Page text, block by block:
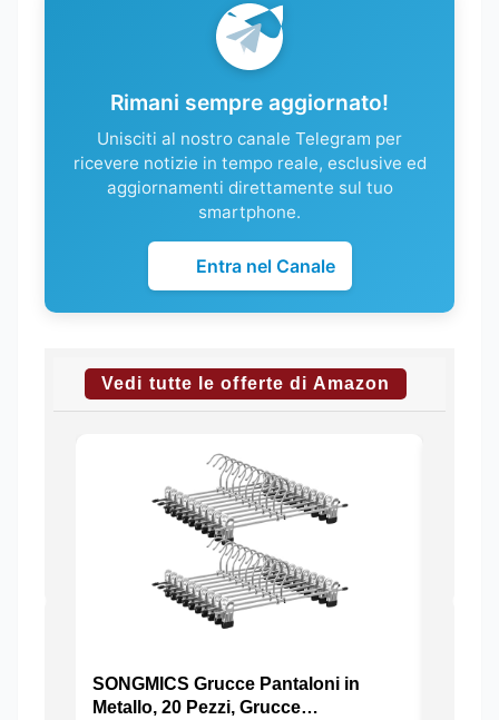
Rimani sempre aggiornato!
Unisciti al nostro canale Telegram per
ricevere notizie in tempo reale, esclusive ed
aggiornamenti direttamente sul tuo
smartphone.
Entra nel Canale